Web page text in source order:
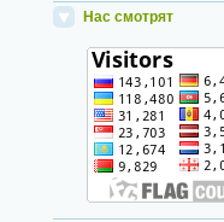
Нас смотрят